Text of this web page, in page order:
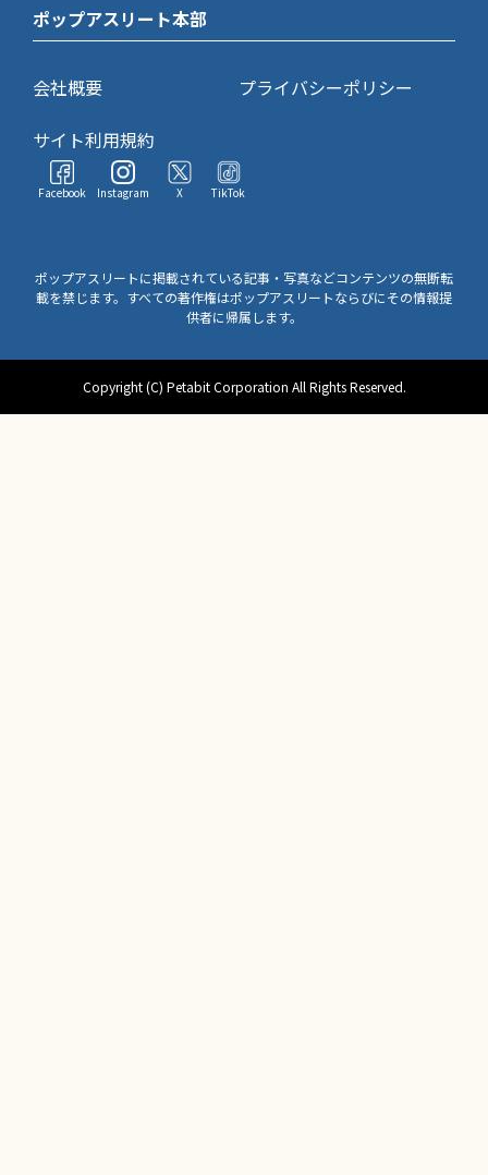
ポップアスリート本部
会社概要
プライバシーポリシー
サイト利用規約
Facebook Instagram X TikTok
ポップアスリートに掲載されている記事・写真などコンテンツの無断転
載を禁じます。すべての著作権はポップアスリートならびにその情報提
供者に帰属します。
Copyright (C) Petabit Corporation All Rights Reserved.